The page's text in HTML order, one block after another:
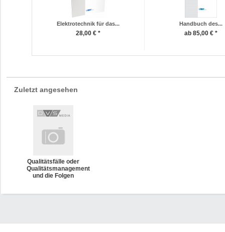
Elektrotechnik für das...
28,00 € *
Handbuch des...
ab 85,00 € *
Zuletzt angesehen
Qualitätsfälle oder
Qualitätsmanagement
und die Folgen